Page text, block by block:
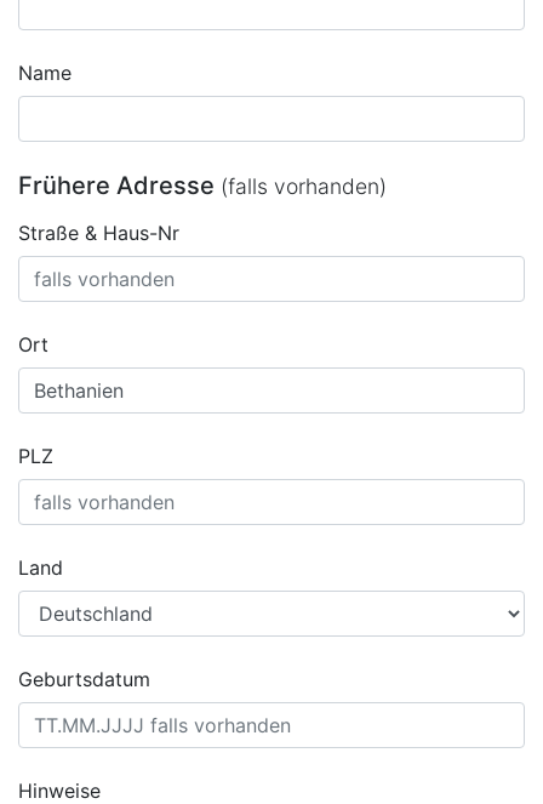
Name
Frühere Adresse (falls vorhanden)
Straße & Haus-Nr
Ort
PLZ
Land
Geburtsdatum
Hinweise